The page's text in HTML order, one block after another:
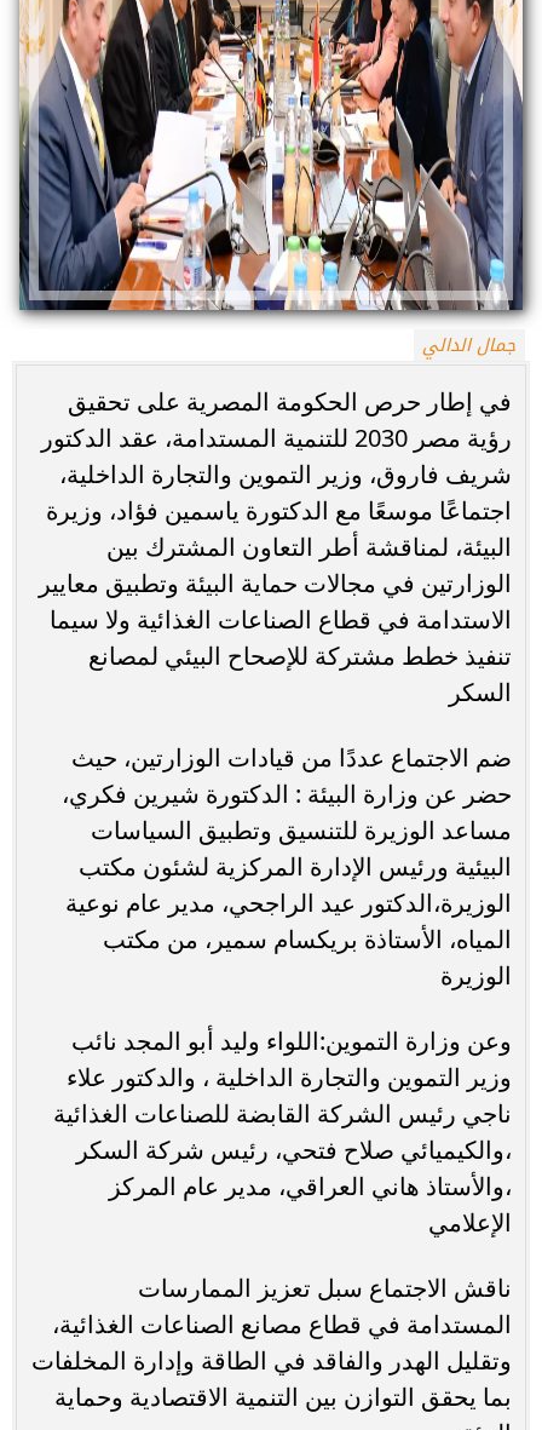
جمال الدالي
في إطار حرص الحكومة المصرية على تحقيق
رؤية مصر 2030 للتنمية المستدامة، عقد الدكتور
شريف فاروق، وزير التموين والتجارة الداخلية،
اجتماعًا موسعًا مع الدكتورة ياسمين فؤاد، وزيرة
البيئة، لمناقشة أطر التعاون المشترك بين
الوزارتين في مجالات حماية البيئة وتطبيق معايير
الاستدامة في قطاع الصناعات الغذائية ولا سيما
تنفيذ خطط مشتركة للإصحاح البيئي لمصانع
السكر
ضم الاجتماع عددًا من قيادات الوزارتين، حيث
حضر عن وزارة البيئة : الدكتورة شيرين فكري،
مساعد الوزيرة للتنسيق وتطبيق السياسات
البيئية ورئيس الإدارة المركزية لشئون مكتب
الوزيرة،الدكتور عيد الراجحي، مدير عام نوعية
المياه، الأستاذة بريكسام سمير، من مكتب
الوزيرة
وعن وزارة التموين:اللواء وليد أبو المجد نائب
وزير التموين والتجارة الداخلية ، والدكتور علاء
ناجي رئيس الشركة القابضة للصناعات الغذائية
،والكيميائي صلاح فتحي، رئيس شركة السكر
،والأستاذ هاني العراقي، مدير عام المركز
الإعلامي
ناقش الاجتماع سبل تعزيز الممارسات
المستدامة في قطاع مصانع الصناعات الغذائية،
وتقليل الهدر والفاقد في الطاقة وإدارة المخلفات
بما يحقق التوازن بين التنمية الاقتصادية وحماية